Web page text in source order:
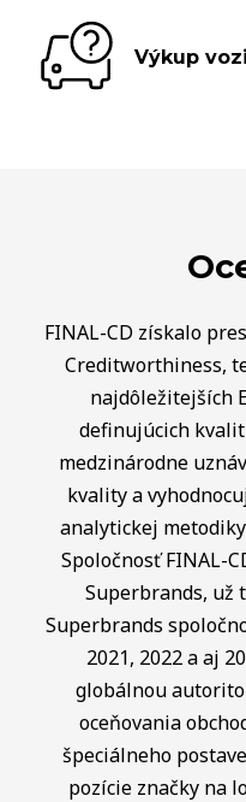
Výkup
FINAL-CD získalo
Creditworthiness,
najdôležitejších
definujúcich
medzinárodne
kvality a
analytickej
Spoločnosť FINAL-
Superbrands, už
Superbrands
2021, 2022 a aj
globálnou
oceňovania
špeciálneho
pozície značky na